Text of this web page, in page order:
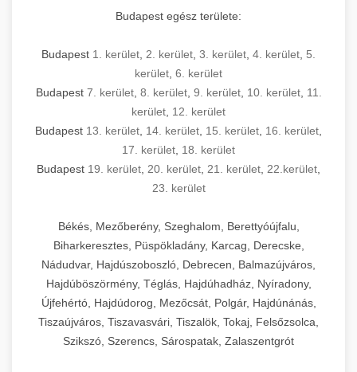
Budapest egész területe:
Budapest 1. kerület 2. kerület 3. kerület 4. kerület 5.
kerület 6. kerület
Budapest 7. kerület, 8. kerület, 9. kerület, 10. kerület, 11.
kerület 12. kerület
Budapest 13. kerület 14. kerület 15. kerület 16. kerület
17. kerület 18. kerület
Budapest 19. kerület 20. kerület 21. kerület 22.kerület
23. kerület
Békés, Mezőberény, Szeghalom, Berettyóújfalu,
Biharkeresztes, Püspökladány, Karcag, Derecske,
Nádudvar, Hajdúszoboszló, Debrecen, Balmazújváros,
Hajdúböszörmény, Téglás, Hajdúhadház, Nyíradony,
Újfehértó, Hajdúdorog, Mezőcsát, Polgár, Hajdúnánás,
Tiszaújváros, Tiszavasvári, Tiszalök, Tokaj, Felsőzsolca,
Szikszó, Szerencs, Sárospatak, Zalaszentgrót